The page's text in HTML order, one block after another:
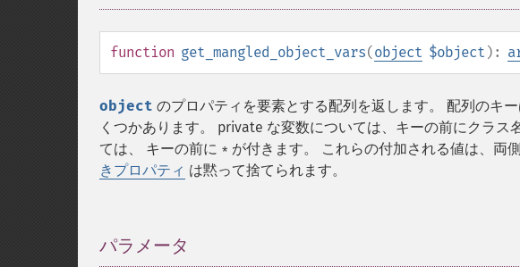
function get_mangled_object_vars(object $object ):
object のプロパティを要素とする配列を返します。 配列のキ
くつかあります。 private な変数については、キーの前にクラ
ては、 キーの前に * が付きます。 これらの付加される値は、両
きプロパティ は黙って捨てられます。
パラメータ